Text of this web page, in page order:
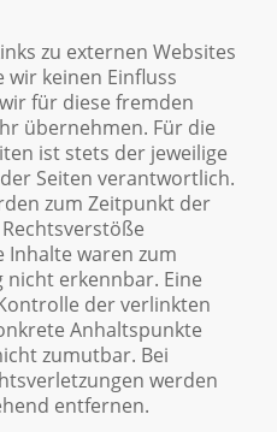
zu externen Websites
keinen Einfluss
für diese fremden
übernehmen. Für die
ist stets der jeweilige
Seiten verantwortlich.
zum Zeitpunkt der
waren zum
erkennbar. Eine
der verlinkten
Anhaltspunkte
zumutbar. Bei
werden
entfernen.